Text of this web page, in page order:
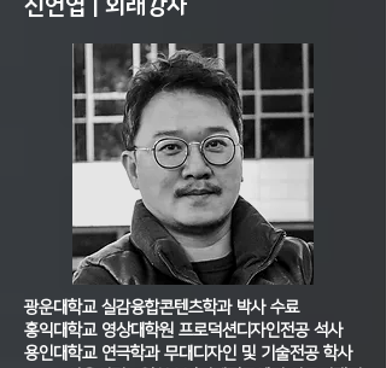
신언엽 | 외래강사
광운대학교 실감융합콘텐츠학과 박사 수료
홍익대학교 영상대학원 프로덕션디자인전공 석사
용인대학교 연극학과 무대디자인 및 기술전공 학사